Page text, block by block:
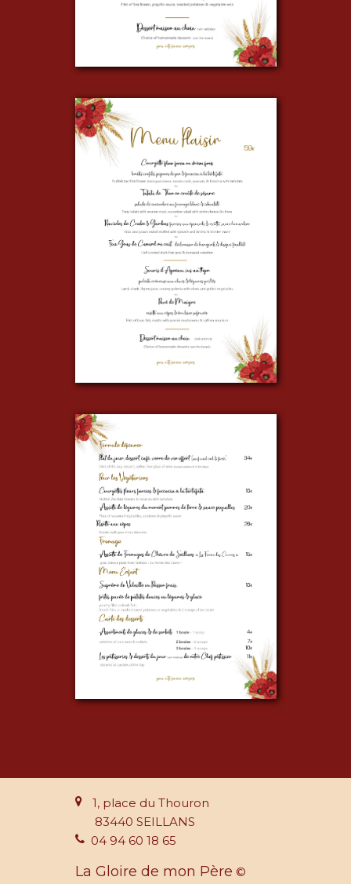
1, place du Thouron
83440 SEILLANS
04 94 60 18 65
La Gloire de mon Père ©